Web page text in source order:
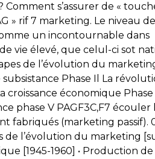
Comment s’assurer de «
» rif 7 marketing. Le niveau
un incontournable dans
vie élevé, que celul-ci sot
de l’évolution du
subsistance Phase Il La
croissance économique Phase
phase V PAGF3C,F7 écouler
fabriqués (marketing passif).
de l’évolution du marketing
[1945-1960] • Production de